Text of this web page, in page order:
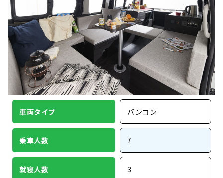
車両タイプ バンコン
乗車人数 7
就寝人数 3